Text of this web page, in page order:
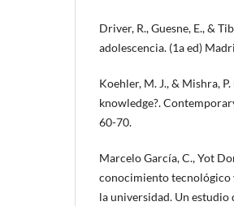
Driver, R., Guesne, E., &
adolescencia. (1a ed)
Koehler, M. J., & Mishra,
knowledge?.
60-70.
Marcelo García, C., Yot
conocimiento tecnológico
la universidad. Un estudio